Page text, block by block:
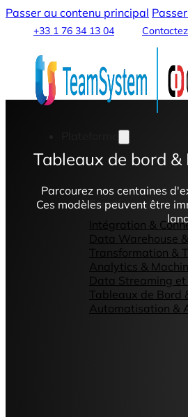
Passer au contenu principal
+33 1 76 34 13 04
Fonctionnalités
Intégration &
Data Warehouse
Transformation &
Analytics &
Data Streaming et
Tableaux de Bord
Automatisation &
Tableaux de bord
Parcourez nos centaines
Ces modèles peuvent être